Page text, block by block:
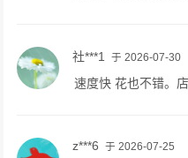
社***1 于 2026-07-30
速度快 花也不错。
z***6 于 2026-07-25